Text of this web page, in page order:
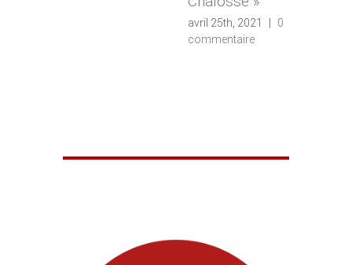
avril 25th, 2021 | 0
commentaire